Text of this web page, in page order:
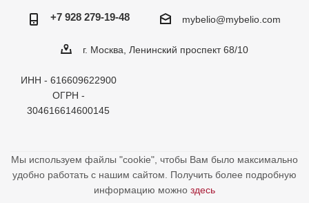
+7 928 279-19-48 mybelio@mybelio.com
г. Москва, Ленинский проспект 68/10
ИНН - 616609622900
ОГРН -
304616614600145
Мы используем файлы "cookie", чтобы Вам было максимально
удобно работать с нашим сайтом. Получить более подробную
информацию можно здесь